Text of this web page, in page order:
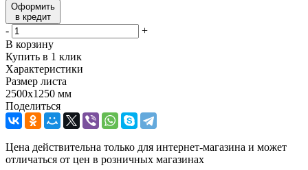
Оформить
в кредит
-
+
В корзину
Купить в 1 клик
Характеристики
Размер листа
2500х1250 мм
Поделиться
Цена действительна только для интернет-магазина и может
отличаться от цен в розничных магазинах